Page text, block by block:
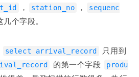
， station_no ，
sequenc
几个字段。
select arrival_record
只用到
的第一个字段
produ